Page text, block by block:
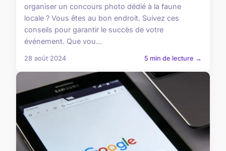
organiser un concours photo dédié à la faune
locale ? Vous êtes au bon endroit. Suivez ces
conseils pour garantir le succès de votre
événement. Que vou...
28 août 2024 5 min de lecture →